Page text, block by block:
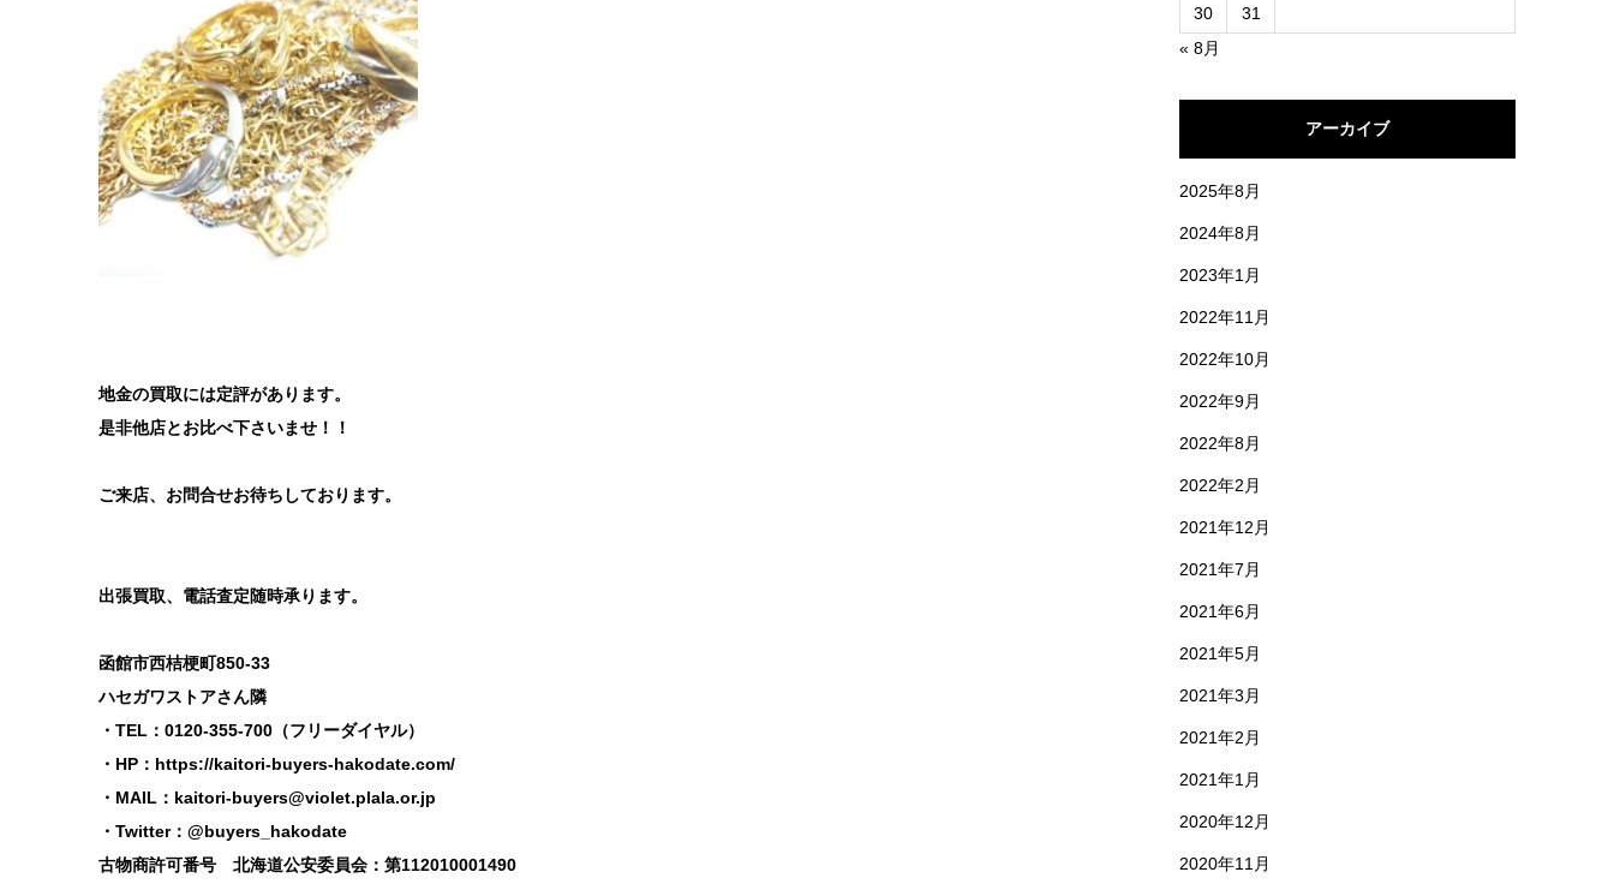
地金の買取には定評があります。
是非他店とお比べ下さいませ！！
ご来店、お問合せお待ちしております。
出張買取、電話査定随時承ります。
函館市西桔梗町850-33
ハセガワストアさん隣
・TEL：0120-355-700（フリーダイヤル）
・HP： https://kaitori-buyers-hakodate.com/
・MAIL： kaitori-buyers@violet.plala.or.jp
・Twitter：@buyers_hakodate
古物商許可番号 北海道公安委員会：第112010001490
30
31
« 8月
アーカイブ
2025年8月
2024年8月
2023年1月
2022年11月
2022年10月
2022年9月
2022年8月
2022年2月
2021年12月
2021年7月
2021年6月
2021年5月
2021年3月
2021年2月
2021年1月
2020年12月
2020年11月